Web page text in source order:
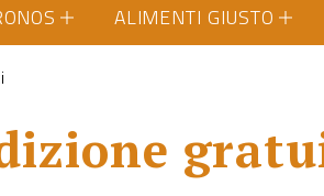
ALIMENTI GIUSTO